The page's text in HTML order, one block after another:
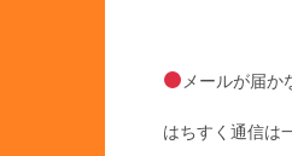
メールが届か
はちすく通信は